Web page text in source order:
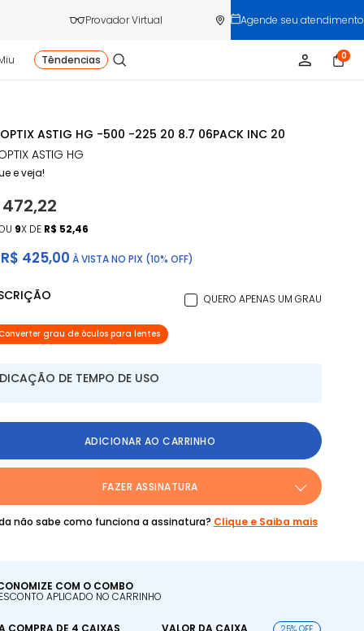
Provador Virtual Agende seu atendimento
Têndencias 0
ASTIG HG -500 -225 20 8.7 06PACK INC 20
ASTIG HG
e veja!
R$ 425,00 À VISTA NO PIX (10% OFF)
472,22
9X DE R$ 52,46
QUERO APENAS UM GRAU
grau de óculos para lentes
DE TEMPO DE USO
ADICIONAR AO CARRINHO
FAZER ASSINATURA
não sabe como funciona a assinatura? Clique e Saiba mais
COM O COMBO
APLICADO NO CARRINHO
COMPRA DE 4 CAIXAS
VALOR DA CAIXA